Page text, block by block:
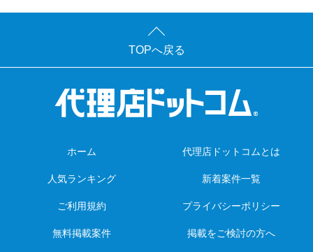
TOPへ戻る
ホーム 代理店ドットコムとは
人気ランキング 新着案件一覧
ご利用規約 プライバシーポリシー
無料掲載案件 掲載をご検討の方へ